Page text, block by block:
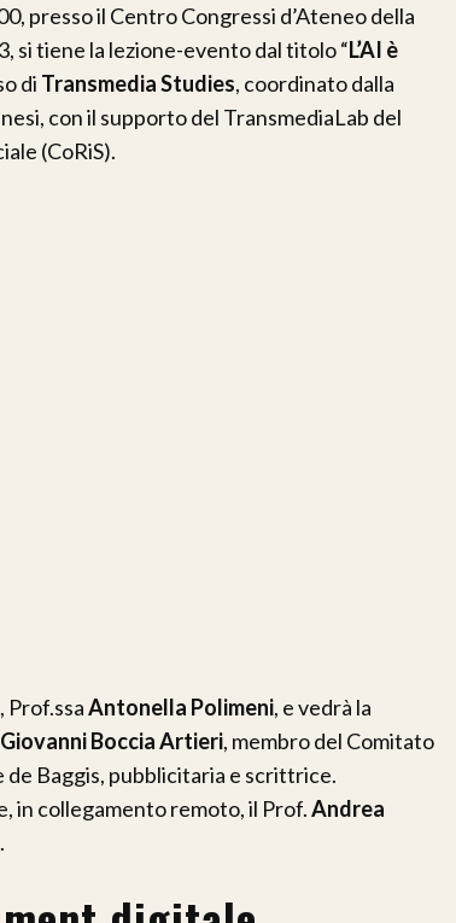
presso il Centro Congressi d’Ateneo della
si tiene la lezione-evento dal titolo “L’AI è
di Transmedia Studies, coordinato dalla
con il supporto del TransmediaLab del
(CoRiS).
Prof.ssaAntonella Polimeni, e vedrà la
Giovanni Boccia Artieri, membro del Comitato
de Baggis, pubblicitaria e scrittrice.
in collegamento remoto, il Prof.Andrea